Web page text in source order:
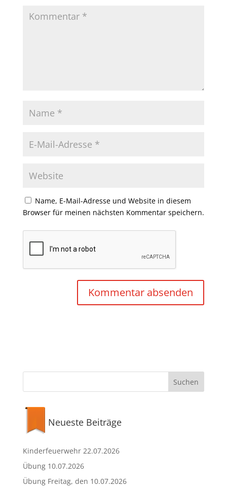
Name, E-Mail-Adresse und Website in diesem
Browser für meinen nächsten Kommentar speichern.
Neueste Beiträge
Kinderfeuerwehr 22.07.2026
Übung 10.07.2026
Übung Freitag, den 10.07.2026